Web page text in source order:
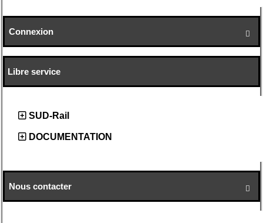

Connexion
Libre service
SUD-Rail
DOCUMENTATION

Nous contacter